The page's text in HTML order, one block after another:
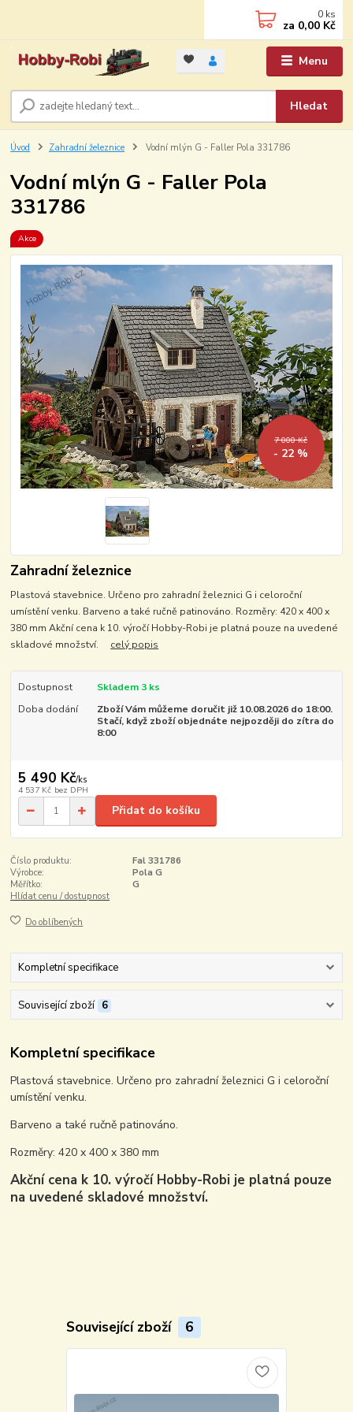
Menu
Hledat
0 ks
za 0,00 Kč
Úvod Zahradní železnice Vodní mlýn G - Faller Pola 331786
Vodní mlýn G - Faller Pola
331786
Akce
7 000 Kč
- 22 %
Zahradní železnice
Plastová stavebnice. Určeno pro zahradní železnici G i celoroční
umístění venku. Barveno a také ručně patinováno. Rozměry: 420 x 400 x
380 mm Akční cena k 10. výročí Hobby-Robi je platná pouze na uvedené
skladové množství. celý popis
Dostupnost
Skladem 3 ks
Doba dodání
Zboží Vám můžeme doručit již 10.08.2026 do 18:00.
Stačí, když zboží objednáte nejpozději do zítra do
8:00
5 490 Kč/ks
4 537 Kč bez DPH
Přidat do košíku
Číslo produktu:
Fal 331786
Výrobce:
Pola G
Měřítko:
G
Hlídat cenu / dostupnost
Do oblíbených
Kompletní specifikace
Související zboží 6
Kompletní specifikace
Plastová stavebnice. Určeno pro zahradní železnici G i celoroční
umístění venku.
Barveno a také ručně patinováno.
Rozměry: 420 x 400 x 380 mm
Akční cena k 10. výročí Hobby-Robi je platná pouze
na uvedené skladové množství.
Související zboží 6